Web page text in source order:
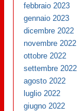
febbraio 2023
gennaio 2023
dicembre 2022
novembre 2022
ottobre 2022
settembre 2022
agosto 2022
luglio 2022
giugno 2022